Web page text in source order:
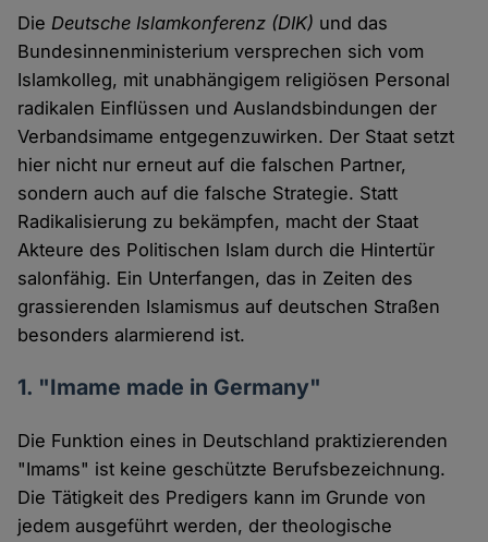
DieDeutsche Islamkonferenz (DIK) und das
Bundesinnenministerium versprechen sich vom
Islamkolleg, mit unabhängigem religiösen Personal
radikalen Einflüssen und Auslandsbindungen der
Verbandsimame entgegenzuwirken. Der Staat setzt
hier nicht nur erneut auf die falschen Partner,
sondern auch auf die falsche Strategie. Statt
Radikalisierung zu bekämpfen, macht der Staat
Akteure des Politischen Islam durch die Hintertür
salonfähig. Ein Unterfangen, das in Zeiten des
grassierenden Islamismus auf deutschen Straßen
besonders alarmierend ist.
1. "Imame made in Germany"
Die Funktion eines in Deutschland praktizierenden
"Imams" ist keine geschützte Berufsbezeichnung.
Die Tätigkeit des Predigers kann im Grunde von
jedem ausgeführt werden, der theologische